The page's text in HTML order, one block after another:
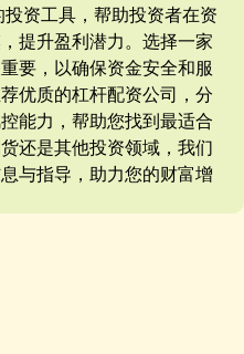
资工具，帮助投资者在资
提升盈利潜力。选择一家
要，以确保资金安全和服
优质的杠杆配资公司，分
能力，帮助您找到最适合
还是其他投资领域，我们
与指导，助力您的财富增